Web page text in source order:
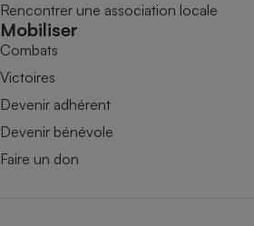
Rencontrer une association locale
Mobiliser
Combats
Victoires
Devenir adhérent
Devenir bénévole
Faire un don